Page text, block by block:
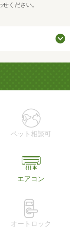
ください。
ペット相談可
エアコン
オートロック